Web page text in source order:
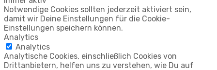
Notwendige Cookies sollten jederzeit aktiviert sein,
damit wir Deine Einstellungen für die Cookie-
Einstellungen speichern können.
Analytics
Analytics
Analytische Cookies, einschließlich Cookies von
Drittanbietern, helfen uns zu verstehen, wie Du auf